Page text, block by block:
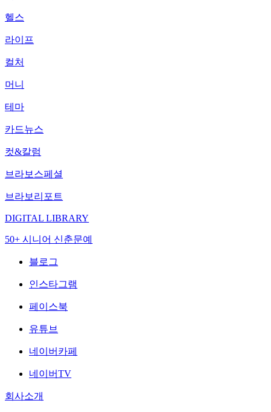
헬스
라이프
컬처
머니
테마
카드뉴스
컷&칼럼
브라보스페셜
브라보리포트
DIGITAL LIBRARY
50+ 시니어 신춘문예
블로그
인스타그램
페이스북
유튜브
네이버카페
네이버TV
회사소개